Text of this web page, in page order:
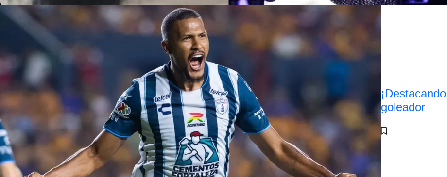
goleador